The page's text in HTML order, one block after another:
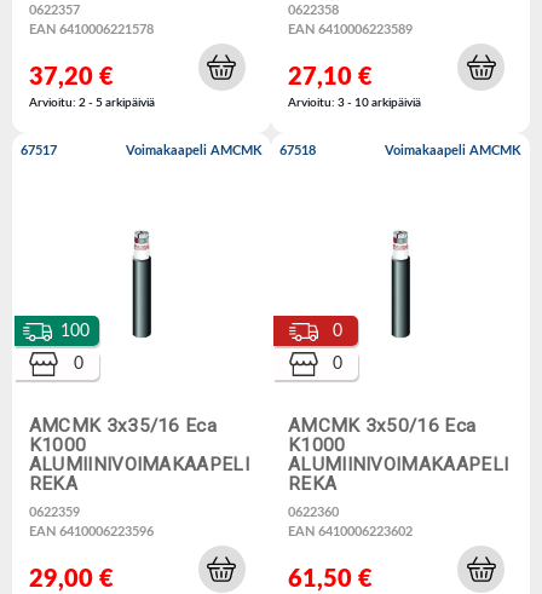
0622357
EAN 6410006221578
37,20 €
Arvioitu: 2 - 5 arkipäiviä
0622358
EAN 6410006223589
27,10 €
Arvioitu: 3 - 10 arkipäiviä
67517 Voimakaapeli AMCMK
AMCMK 3x35/16 Eca
K1000
ALUMIINIVOIMAKAAPELI
REKA
0622359
EAN 6410006223596
100
0
29,00 €
67518 Voimakaapeli AMCMK
AMCMK 3x50/16 Eca
K1000
ALUMIINIVOIMAKAAPELI
REKA
0622360
EAN 6410006223602
0
0
61,50 €